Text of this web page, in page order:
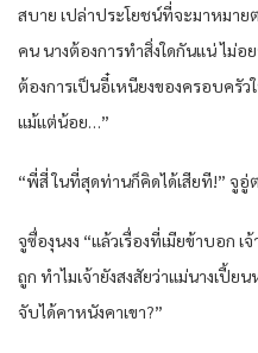
สบาย เปล่าประโยชน์ที่จะมาหมา
คน นางต้องการทำสิ่งใดกันแน่ ไม่อ
ต้องการเป็นอี๋เหนียงของครอบครั
แม้แต่น้อย…”
“พี่สี่ ในที่สุดท่านก็คิดได้เสียที!” จู
จูซื่องุนงง “แล้วเรื่องที่เมียข้าบอก
ถูก ทำไมเจ้ายังสงสัยว่าแม่นางเปี้
จับได้คาหนังคาเขา?”